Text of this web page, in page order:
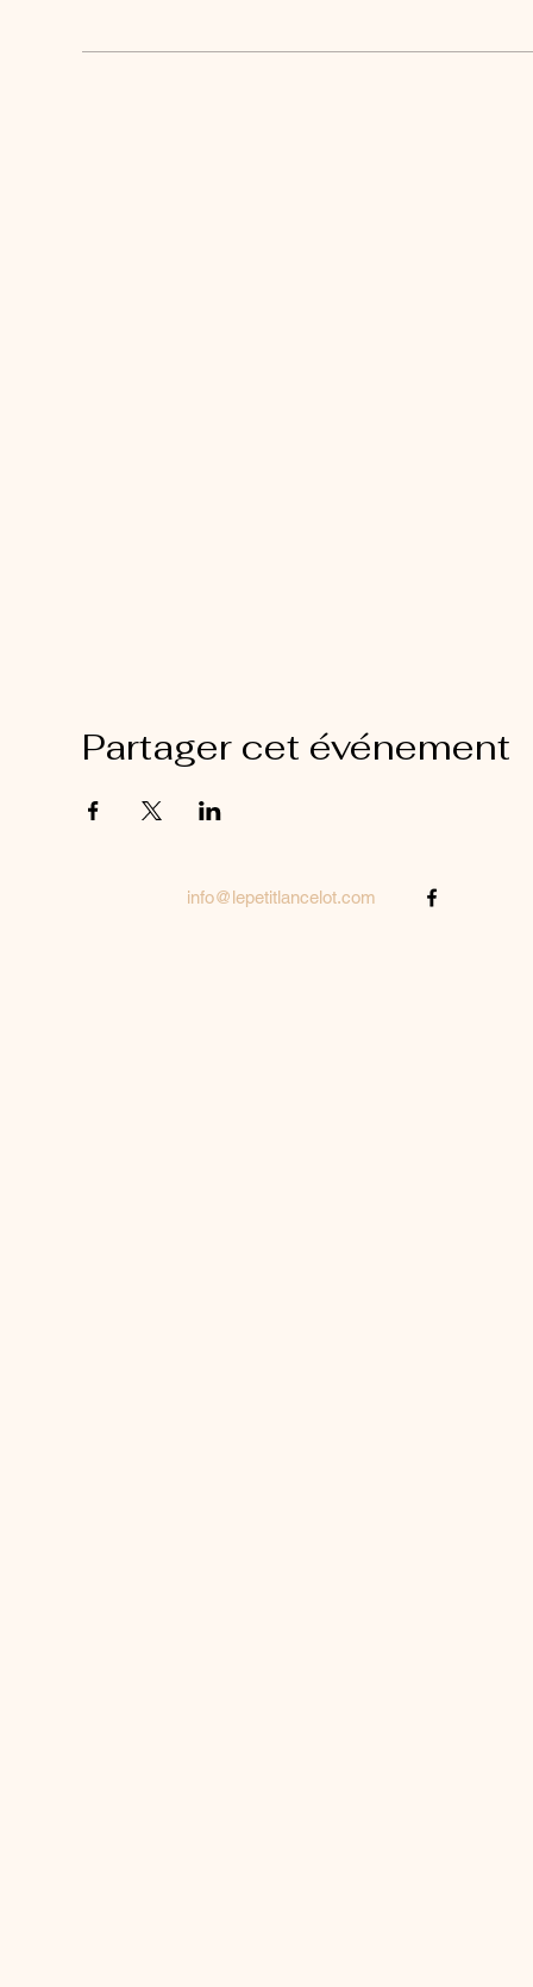
Partager cet événement
info@lepetitlancelot.com